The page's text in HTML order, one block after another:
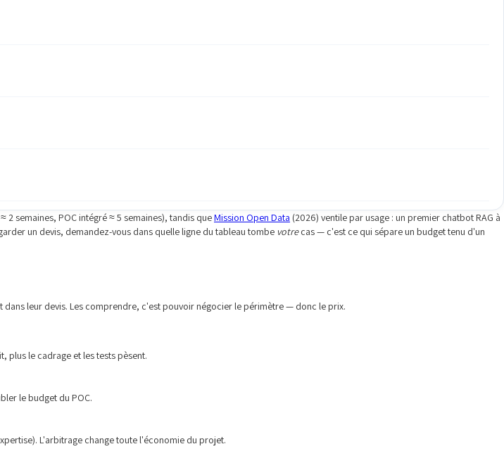
semaines, POC intégré ≈ 5 semaines), tandis queMission Open Data (2026) ventile par usage : un premier chatbot RAG à
un devis, demandez-vous dans quelle ligne du tableau tombe votrecas — c'est ce qui sépare un budget tenu d'un
leur devis. Les comprendre, c'est pouvoir négocier le périmètre — donc le prix.
plus le cadrage et les tests pèsent.
le budget du POC.
L'arbitrage change toute l'économie du projet.